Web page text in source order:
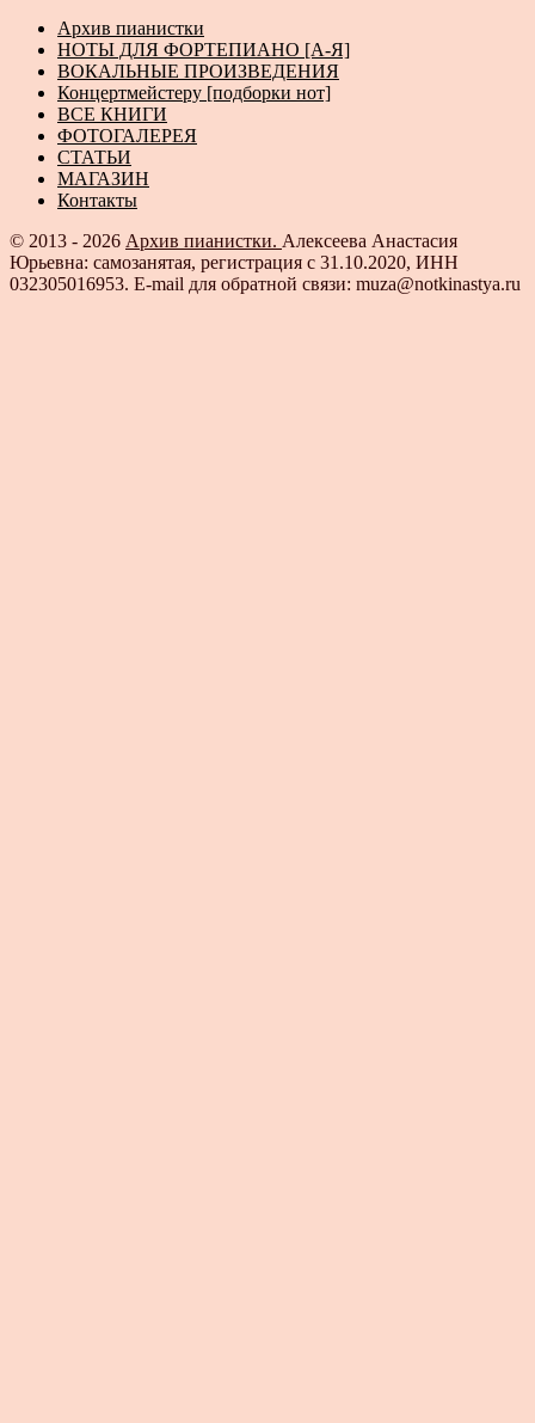
Архив пианистки
НОТЫ ДЛЯ ФОРТЕПИАНО [А-Я]
ВОКАЛЬНЫЕ ПРОИЗВЕДЕНИЯ
Концертмейстеру [подборки нот]
ВСЕ КНИГИ
ФОТОГАЛЕРЕЯ
СТАТЬИ
МАГАЗИН
Контакты
© 2013 - 2026 Архив пианистки. Алексеева Анастасия
Юрьевна: самозанятая, регистрация с 31.10.2020, ИНН
032305016953. E-mail для обратной связи: muza@notkinastya.ru